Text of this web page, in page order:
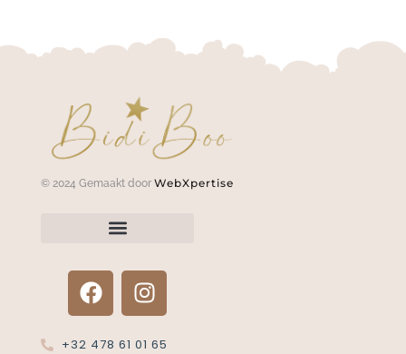
© 2024 Gemaakt door WebXpertise
+32 478 61 01 65